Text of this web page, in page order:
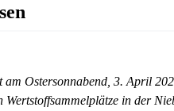
Ostersonnabend, 3. April
in der